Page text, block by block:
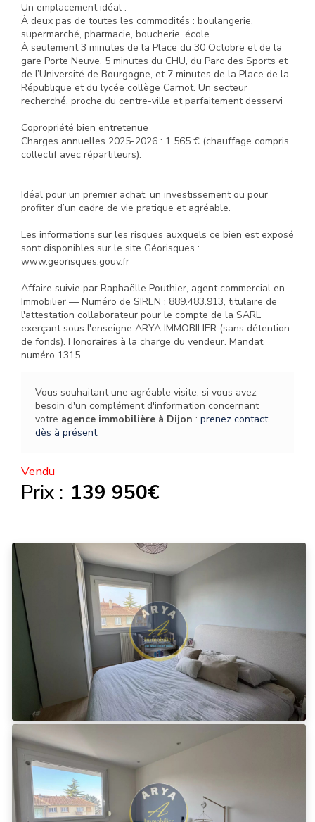
Un emplacement idéal :
À deux pas de toutes les commodités : boulangerie,
supermarché, pharmacie, boucherie, école…
À seulement 3 minutes de la Place du 30 Octobre et de la
gare Porte Neuve, 5 minutes du CHU, du Parc des Sports et
de l’Université de Bourgogne, et 7 minutes de la Place de la
République et du lycée collège Carnot. Un secteur
recherché, proche du centre-ville et parfaitement desservi
Copropriété bien entretenue
Charges annuelles 2025-2026 : 1 565 € (chauffage compris
collectif avec répartiteurs).
Idéal pour un premier achat, un investissement ou pour
profiter d’un cadre de vie pratique et agréable.
Les informations sur les risques auxquels ce bien est exposé
sont disponibles sur le site Géorisques :
www.georisques.gouv.fr
Affaire suivie par Raphaëlle Pouthier, agent commercial en
Immobilier — Numéro de SIREN : 889.483.913, titulaire de
l'attestation collaborateur pour le compte de la SARL
exerçant sous l'enseigne ARYA IMMOBILIER (sans détention
de fonds). Honoraires à la charge du vendeur. Mandat
numéro 1315.
Vous souhaitant une agréable visite, si vous avez
besoin d'un complément d'information concernant
votre agence immobilière à Dijon : prenez contact
dès à présent.
Vendu
Prix : 139 950€